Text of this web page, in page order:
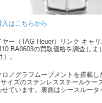
はこちらから
ヤー（TAG Heuer）リンク キャリ
の買取価格を調査しま
。
ロノグラフムーブメントを搭載し
イズのステンレススチールケー
ています。裏面はシースルータ